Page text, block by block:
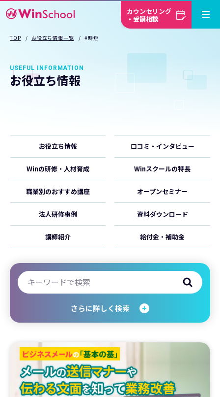
カウンセリング
・受講相談
TOP お役立ち情報一覧 #時短
USEFUL INFORMATION
お役立ち情報
お役立ち情報 口コミ・インタビュー
Winの研修・人材育成 Winスクールの特長
職業別のおすすめ講座 オープンセミナー
法人研修事例 資料ダウンロード
講師紹介 給付金・補助金
さらに詳しく検索